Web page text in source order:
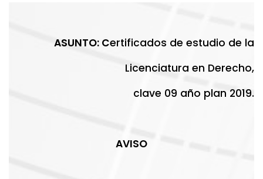
ASUNTO: Certificados de estudio de la
Licenciatura en Derecho,
clave 09 año plan 2019.
AVISO